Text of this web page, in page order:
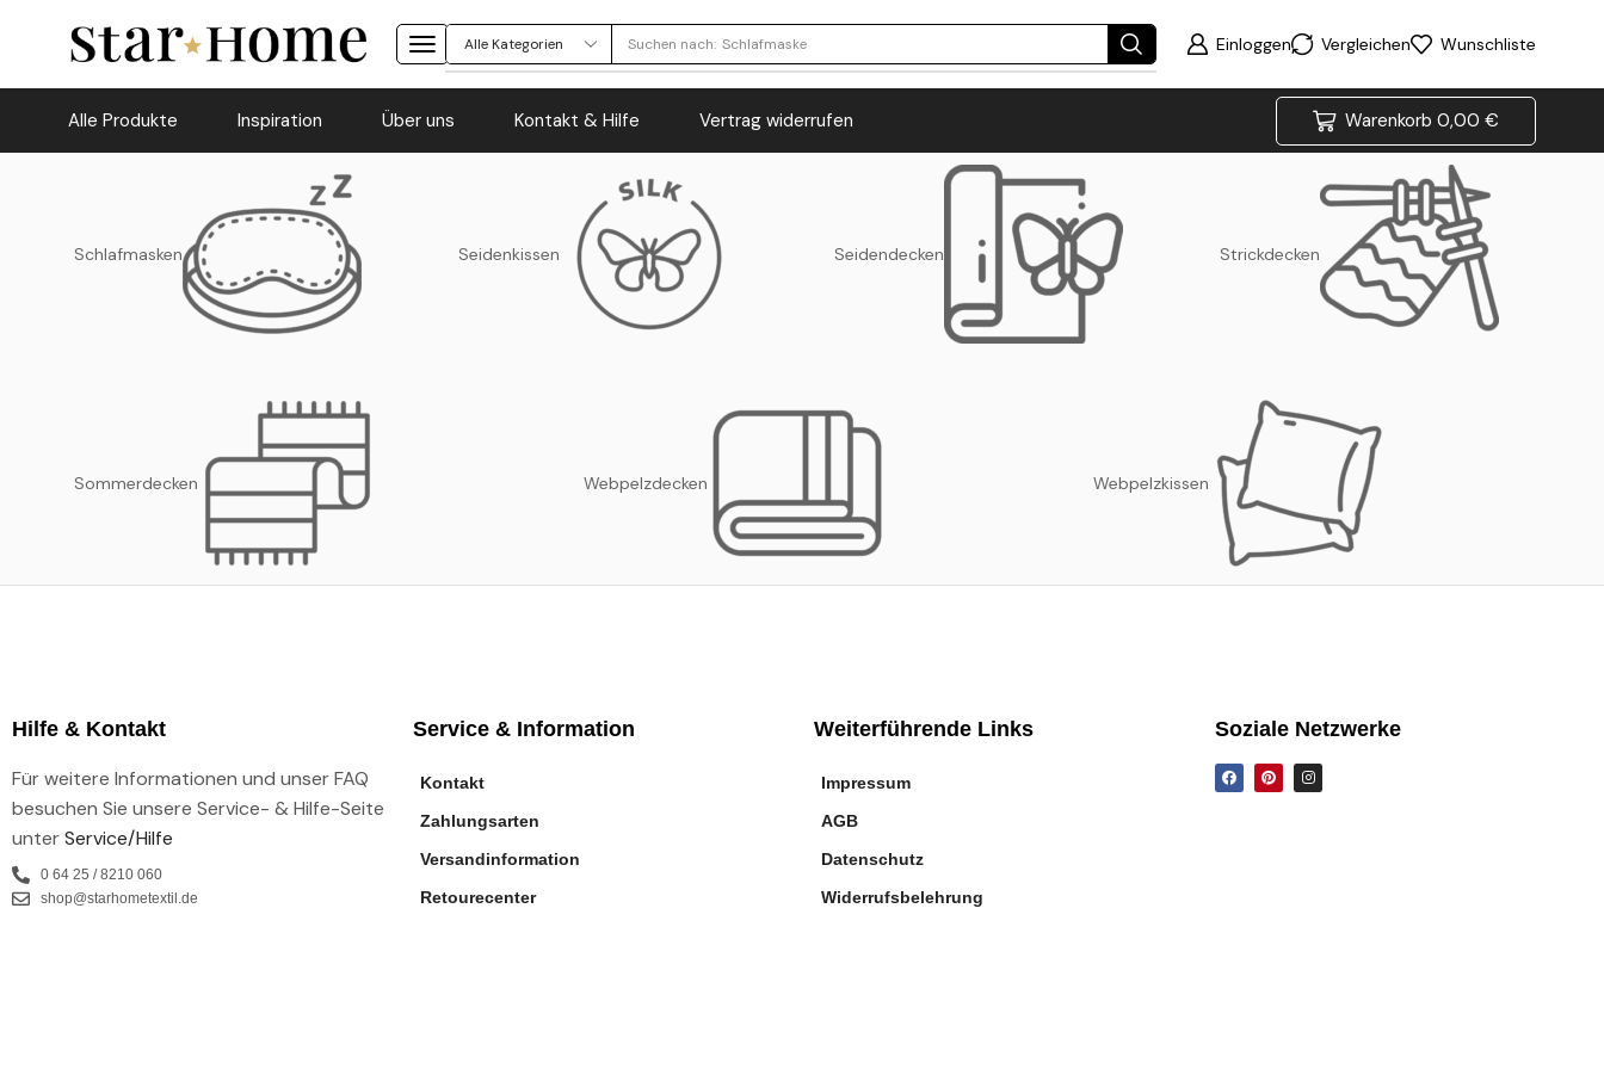
Suchen nach: Schlafmaske Einloggen Vergleichen Wunschliste
Alle Produkte Inspiration Über uns Kontakt & Hilfe Vertrag widerrufen Warenkorb 0,00 €
Schlafmasken Seidenkissen Seidendecken Strickdecken
Sommerdecken Webpelzdecken Webpelzkissen
Hilfe & Kontakt
Für weitere Informationen und unser FAQ
besuchen Sie unsere Service- & Hilfe-Seite
unterService/Hilfe
0 64 25 / 8210 060
shop@starhometextil.de
Service & Information
Kontakt
Zahlungsarten
Versandinformation
Retourecenter
Weiterführende Links
Impressum
AGB
Datenschutz
Widerrufsbelehrung
Soziale Netzwerke